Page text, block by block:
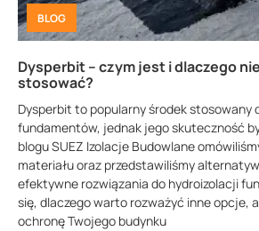
BLOG
Dysperbit – czym jest i dlaczego
stosować?
Dysperbit to popularny środek stosowany
fundamentów, jednak jego skuteczność
blogu SUEZ Izolacje Budowlane
materiału oraz przedstawiliśmy
efektywne rozwiązania do hydroizolacji
się, dlaczego warto rozważyć inne opcje,
ochronę Twojego budynku